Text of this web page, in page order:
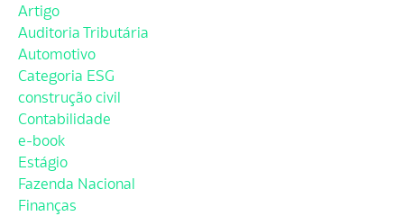
Artigo
Auditoria Tributária
Automotivo
Categoria ESG
construção civil
Contabilidade
e-book
Estágio
Fazenda Nacional
Finanças